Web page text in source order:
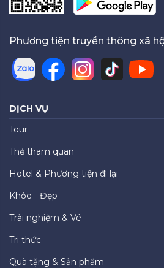
Phương tiện truyền thông xã
DỊCH VỤ
Tour
Thẻ tham quan
Hotel & Phương tiện đi lại
Khỏe - Đẹp
Trải nghiệm & Vé
Tri thức
Quà tặng & Sản phẩm